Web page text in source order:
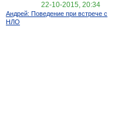
22-10-2015, 20:34
Андрей: Поведение при встрече с
НЛО